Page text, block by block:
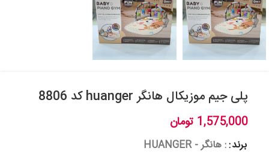
پلی جیم موزیکال هانگر huanger کد 8806
1,575,000 تومان
برند : هانگر - HUANGER